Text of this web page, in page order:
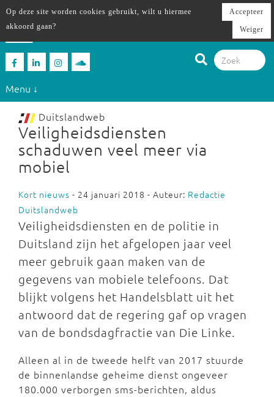
Menu ↓
Duitslandweb
Veiligheidsdiensten
schaduwen veel meer via
mobiel
Kort nieuws - 24 januari 2018 - Auteur: Redactie
Duitslandweb
Veiligheidsdiensten en de politie in
Duitsland zijn het afgelopen jaar veel
meer gebruik gaan maken van de
gegevens van mobiele telefoons. Dat
blijkt volgens het Handelsblatt uit het
antwoord dat de regering gaf op vragen
van de bondsdagfractie van Die Linke.
Alleen al in de tweede helft van 2017 stuurde
de binnenlandse geheime dienst ongeveer
180.000 verborgen sms-berichten, aldus
Op deze site worden cookies gebruikt, wilt u hiermee
akkoord gaan?
Accepteer
Weiger